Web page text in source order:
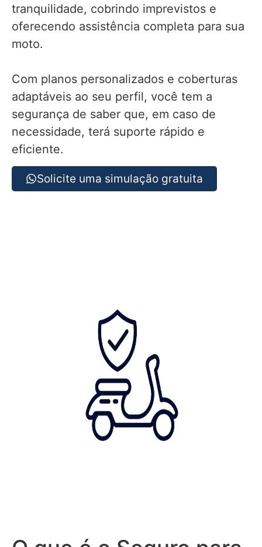
tranquilidade, cobrindo imprevistos e
oferecendo assistência completa para sua
moto.
Com planos personalizados e coberturas
adaptáveis ao seu perfil, você tem a
segurança de saber que, em caso de
necessidade, terá suporte rápido e
eficiente.
Solicite uma simulação gratuita